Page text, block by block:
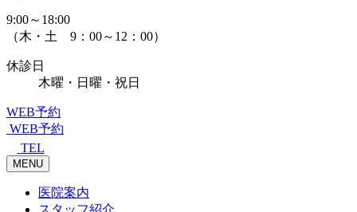
9:00～18:00
（木・土 9：00～12：00）
休診日
木曜・日曜・祝日
WEB予約
WEB予約
TEL
MENU
医院案内
スタッフ紹介